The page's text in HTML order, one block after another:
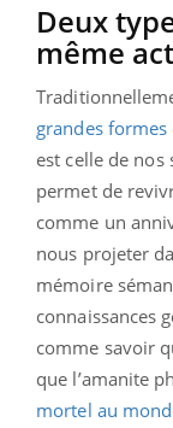
Deux
même
grandes
est celle de
permet de
comme un
nous projeter
mémoire
connaissances
comme savoir
que l’amanite
mortel au